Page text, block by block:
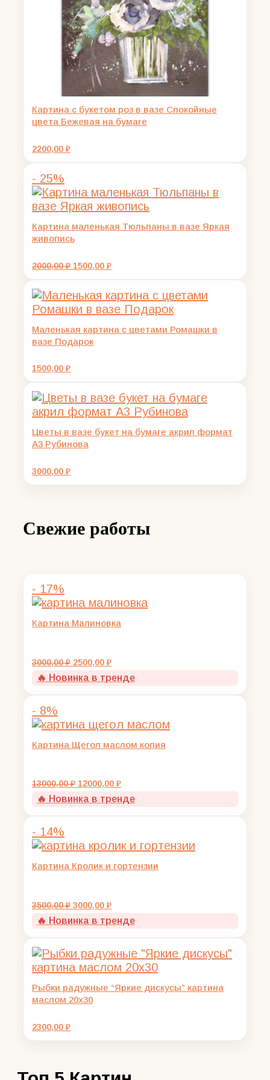
Картина с букетом роз в вазе Спокойные
цвета Бежевая на бумаге
2200,00 ₽
- 25%
Картина маленькая Тюльпаны в вазе Яркая
живопись
2000,00₽ Первоначальная
2000,00 ₽.
1500,00 ₽Текущая
Маленькая картина с цветами Ромашки в
вазе Подарок
1500,00 ₽
Цветы в вазе букет на бумаге акрил формат
А3 Рубинова
3000,00 ₽
Свежие работы
- 17%
Картина Малиновка
3000,00₽ Первоначальная
составляла
2500,00 ₽Текущая
2500,00 ₽.
🔥 Новинка в тренде
- 8%
Картина Щегол маслом копия
13000,00₽ Первоначальная
составляла
12000,00 ₽Текущая
12000,00 ₽.
🔥 Новинка в тренде
- 14%
Картина Кролик и гортензии
3500,00₽ Первоначальная
составляла
3000,00 ₽Текущая
3000,00 ₽.
🔥 Новинка в тренде
Рыбки радужные “Яркие дискусы” картина
маслом 20х30
2300,00 ₽